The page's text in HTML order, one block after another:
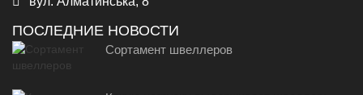
ПОСЛЕДНИЕ НОВОСТИ
Сортамент швеллеров